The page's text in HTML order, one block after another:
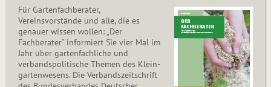
Für Gartenfachberater,
Vereinsvorstände und alle, die es
genauer wissen wollen: „Der
Fachberater“ informiert Sie vier Mal im
Jahr über gartenfachliche und
verbandspolitische Themen des Klein­
gar­ten­wesens. Die Ver­bands­zeit­schrift